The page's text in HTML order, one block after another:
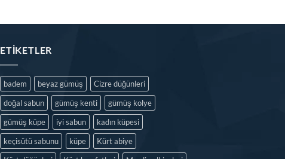
ETIKETLER
badem beyaz gümüş
Cizre düğünleri
doğal sabun
gümüş kenti
gümüş kolye
gümüş küpe
iyi sabun
kadın küpesi
keçisütü sabunu
küpe
Kürt abiye